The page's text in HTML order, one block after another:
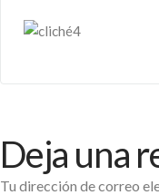
Deja una
Tu dirección de correo